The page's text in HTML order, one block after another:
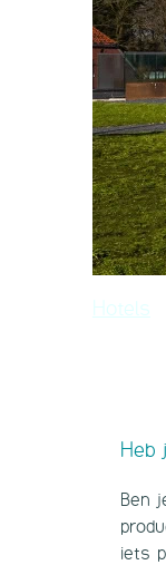
Hotels
Heb
Ben
iets